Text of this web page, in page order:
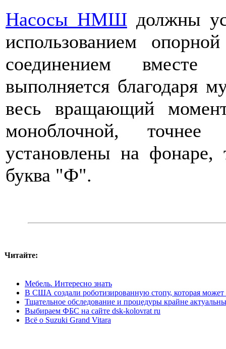
Насосы НМШдолжны
использованием
соединением вместе
выполняется благодаря
весь вращающий
моноблочной, точнее
установлены на фонаре,
буква "Ф".
Читайте:
Мебель. Интересно знать
В США создали роботизированную стопу, которая может
Тщательное обследование и процедуры крайне
Выбираем ФБС на сайте dsk-kolovrat ru
Всё о Suzuki Grand Vitara